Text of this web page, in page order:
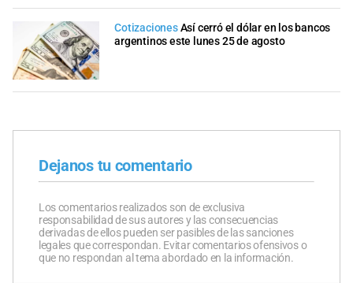
CotizacionesAsí cerró el dólar en los bancos
argentinos este lunes 25 de agosto
Dejanos tu comentario
Los comentarios realizados son de exclusiva
responsabilidad de sus autores y las consecuencias
derivadas de ellos pueden ser pasibles de las sanciones
legales que correspondan. Evitar comentarios ofensivos o
que no respondan al tema abordado en la información.